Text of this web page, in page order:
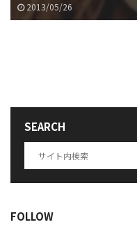
2013/05/26
SEARCH
FOLLOW